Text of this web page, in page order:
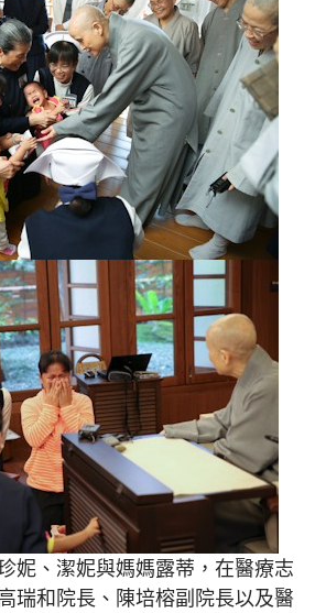
妮、潔妮與媽媽露蒂，在醫療志
瑞和院長、陳培榕副院長以及醫